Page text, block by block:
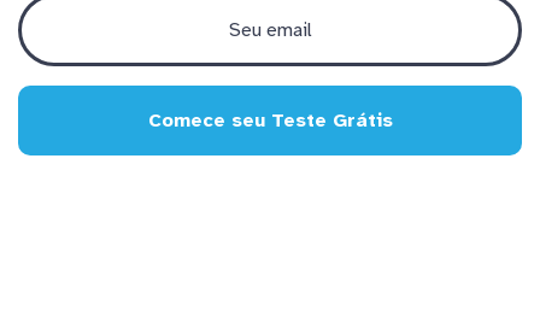
Comece seu Teste Grátis